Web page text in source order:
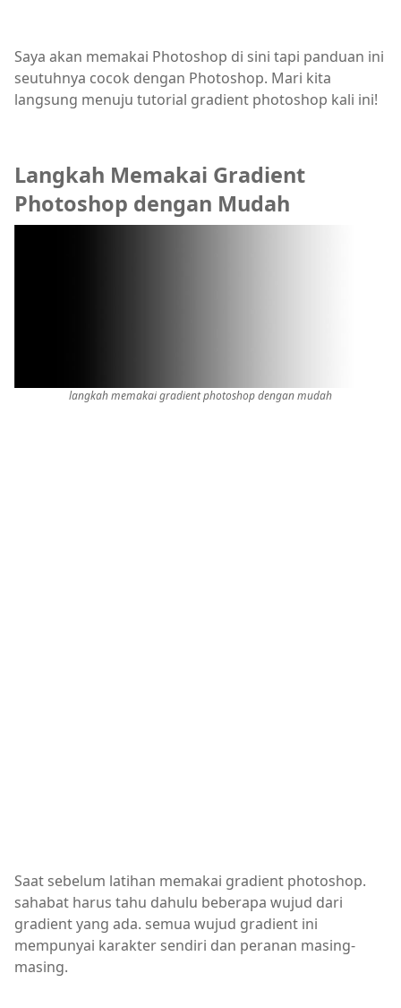
Saya akan memakai Photoshop di sini tapi panduan ini
seutuhnya cocok dengan Photoshop. Mari kita
langsung menuju tutorial gradient photoshop kali ini!
Langkah Memakai Gradient
Photoshop dengan Mudah
langkah memakai gradient photoshop dengan mudah
Saat sebelum latihan memakai gradient photoshop.
sahabat harus tahu dahulu beberapa wujud dari
gradient yang ada. semua wujud gradient ini
mempunyai karakter sendiri dan peranan masing-
masing.